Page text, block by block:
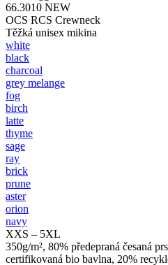
66.3010 NEW
OCS RCS Crewneck
Těžká unisex mikina
white
black
charcoal
grey melange
fog
birch
latte
thyme
sage
ray
brick
prune
aster
orion
navy
XXS – 5XL
350g/m², 80% předepraná česaná
certifikovaná bio bavlna, 20%